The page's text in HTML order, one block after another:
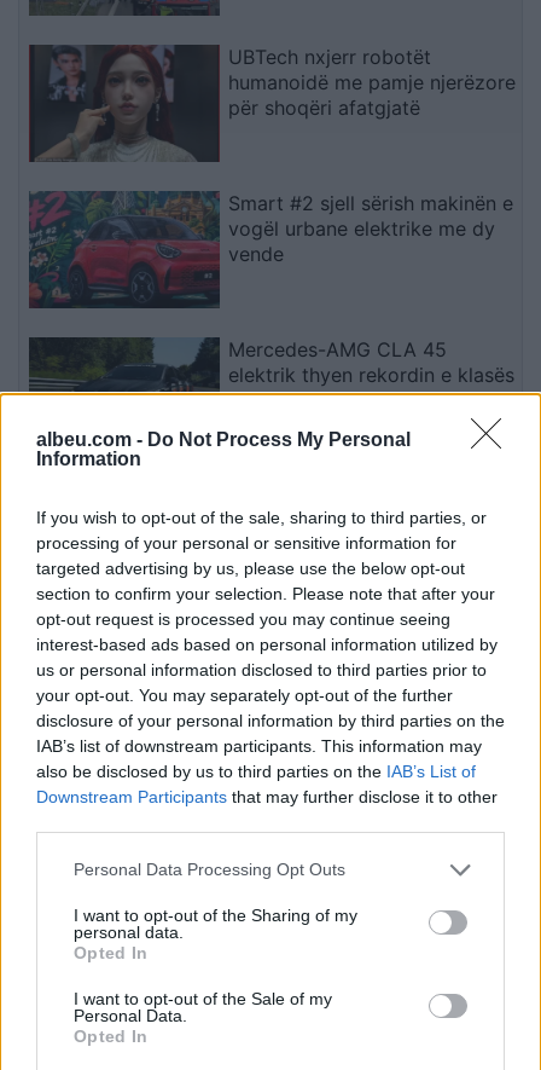
albeu.com - Do Not Process My Personal
Information
If you wish to opt-out of the sale, sharing to third parties, or
processing of your personal or sensitive information for
targeted advertising by us, please use the below opt-out
section to confirm your selection. Please note that after your
opt-out request is processed you may continue seeing
interest-based ads based on personal information utilized by
us or personal information disclosed to third parties prior to
your opt-out. You may separately opt-out of the further
disclosure of your personal information by third parties on the
IAB’s list of downstream participants. This information may
also be disclosed by us to third parties on the IAB’s List of
Downstream Participants that may further disclose it to other
Personal Data Processing Opt Outs
I want to opt-out of the Sharing of my
personal data.
Opted In
I want to opt-out of the Sale of my
Personal Data.
Opted In
UBTech nxjerr robotët
humanoidë me pamje njerëzore
për shoqëri afatgjatë
Smart #2 sjell sërish makinën e
vogël urbane elektrike me dy
vende
Mercedes-AMG CLA 45
elektrik thyen rekordin e klasës
së tij në Nürburgring
zbulon vorbullat që ndikojnë
në motin hapësinor dhe Tokë